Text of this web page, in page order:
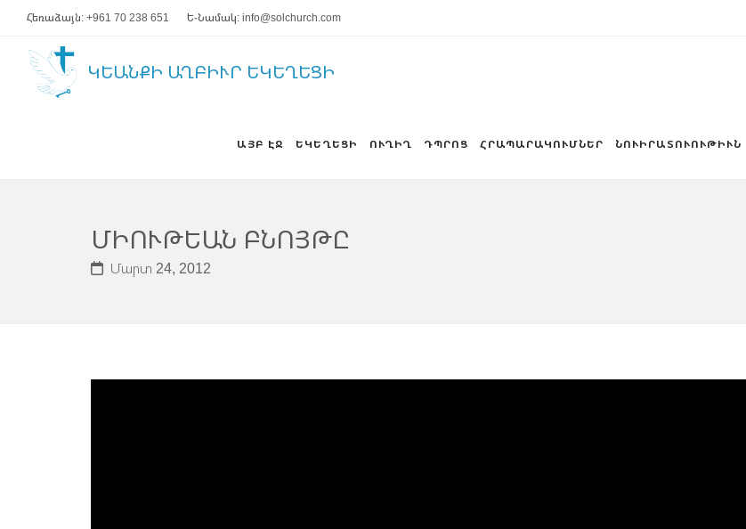
Հեռաձայն: +961 70 238 651 Ե-Նամակ: info@solchurch.com
ԿԵԱՆՔԻ ԱՂԲԻՒՐ ԵԿԵՂԵՑԻ
ԱՅԲ ԷՋ ԵԿԵՂԵՑԻ ՈՒՂԻՂ ԴՊՐՈՑ ՀՐԱՊԱՐԱԿՈՒՄՆԵՐ ՆՈՒԻՐԱՏՈՒՈՒԹԻՒՆ
ՄԻՈՒԹԵԱՆ ԲՆՈՅԹԸ
Մարտ 24, 2012